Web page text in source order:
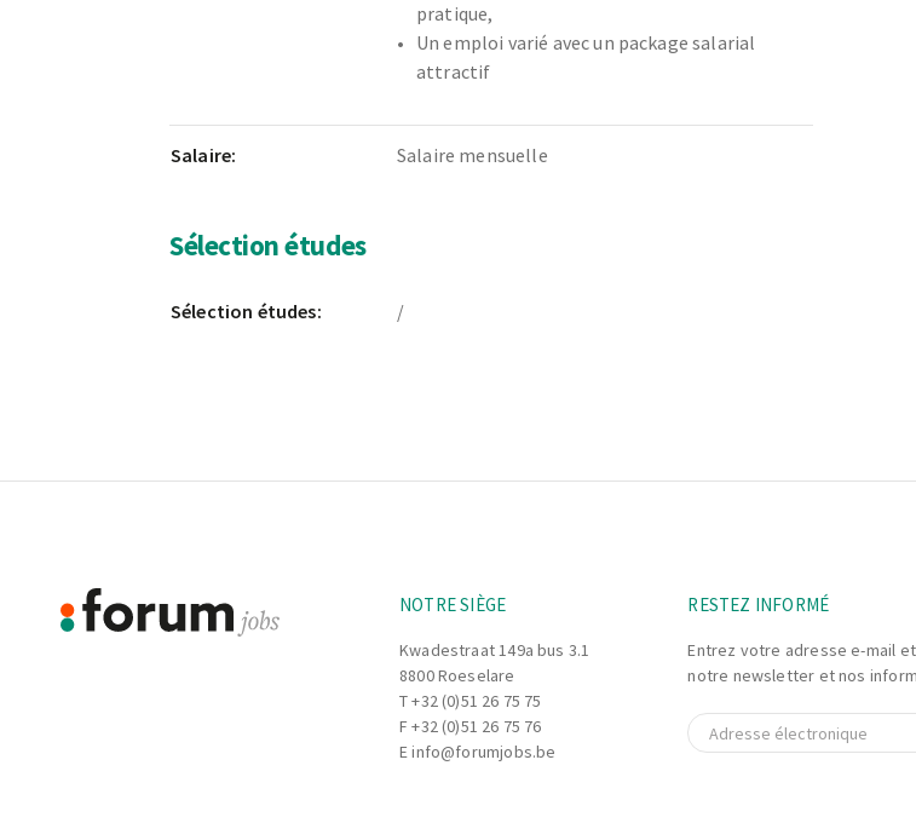
pratique,
Un emploi varié avec un package salarial
attractif
Salaire: Salaire mensuelle
Sélection études
Sélection études: /
NOTRE SIÈGE
Kwadestraat 149a bus 3.1
8800 Roeselare
T+32 (0)51 26 75 75
F +32 (0)51 26 75 76
Einfo@forumjobs.be
RESTEZ INFORMÉ
Entrez votre adresse e-mail
notre newsletter et nos
E-mail